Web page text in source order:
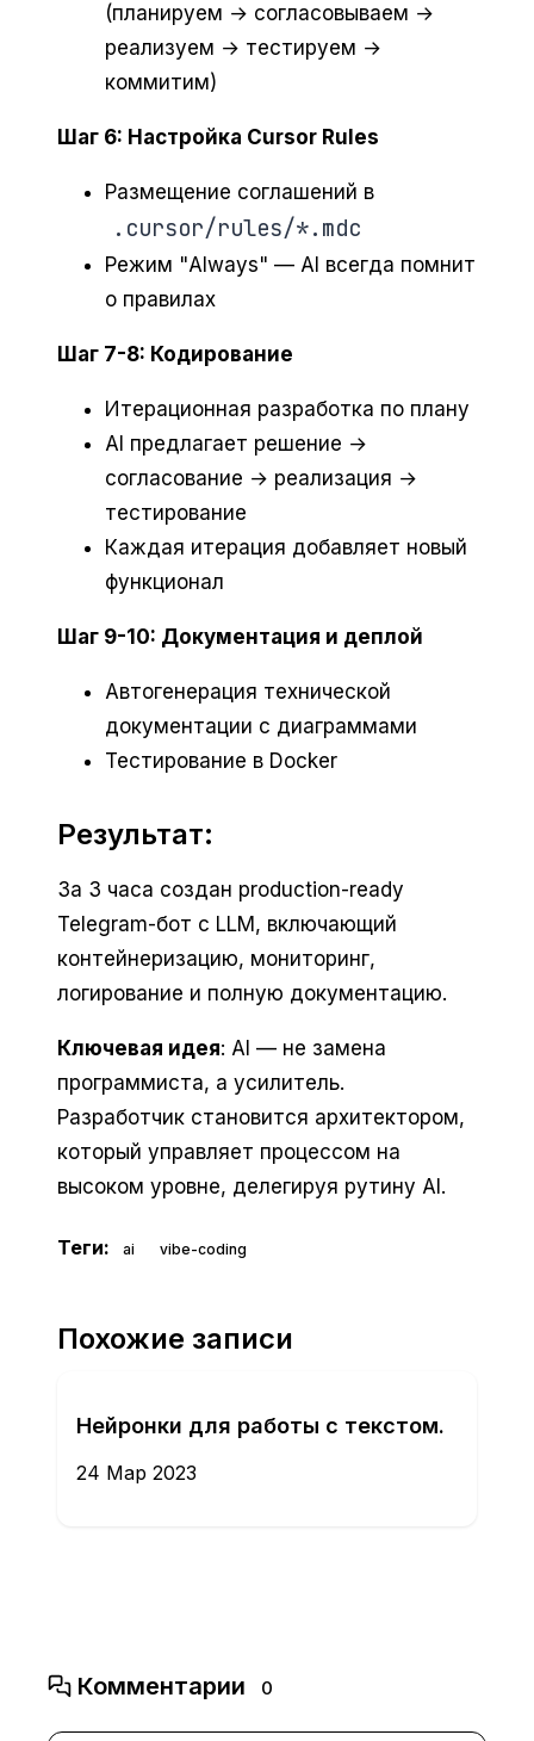
(планируем → согласовываем →
реализуем → тестируем →
коммитим)
Шаг 6: Настройка Cursor Rules
Размещение соглашений в
.cursor/rules/*.mdc
Режим "Always" — AI всегда помнит
о правилах
Шаг 7-8: Кодирование
Итерационная разработка по плану
AI предлагает решение →
согласование → реализация →
тестирование
Каждая итерация добавляет новый
функционал
Шаг 9-10: Документация и деплой
Автогенерация технической
документации с диаграммами
Тестирование в Docker
Результат:
За 3 часа создан production-ready
Telegram-бот с LLM, включающий
контейнеризацию, мониторинг,
логирование и полную документацию.
Ключевая идея: AI — не замена
программиста, а усилитель.
Разработчик становится архитектором,
который управляет процессом на
высоком уровне, делегируя рутину AI.
Теги: ai vibe-coding
Похожие записи
Нейронки для работы с текстом.
24 Мар 2023
Комментарии 0